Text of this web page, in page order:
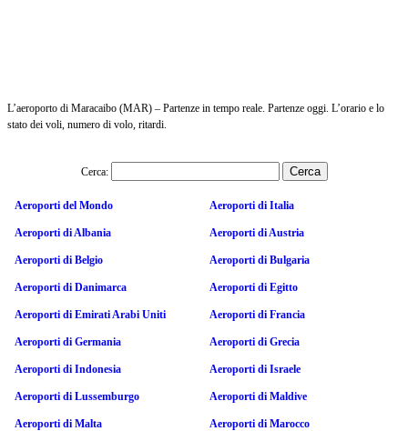
L’aeroporto di Maracaibo (MAR) – Partenze in tempo reale. Partenze oggi. L’orario e lo
stato dei voli, numero di volo, ritardi.
Cerca:
Aeroporti del Mondo Aeroporti di Italia
Aeroporti di Albania Aeroporti di Austria
Aeroporti di Belgio Aeroporti di Bulgaria
Aeroporti di Danimarca Aeroporti di Egitto
Aeroporti di Emirati Arabi Uniti Aeroporti di Francia
Aeroporti di Germania Aeroporti di Grecia
Aeroporti di Indonesia Aeroporti di Israele
Aeroporti di Lussemburgo Aeroporti di Maldive
Aeroporti di Malta Aeroporti di Marocco